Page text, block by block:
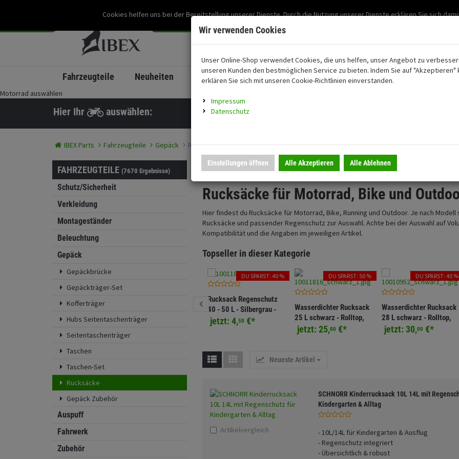
Cookies helfen uns bei der Bereitstellung unserer Dienste. Durch die Nutzung unserer Dienste erklären Sie sich
Mein Konto Support: 03501-
Fahrzeugteile Neuheiten coming soon
Motorrad auswählen
Hier Ihr auswählen:
IBEX Parts Fahrzeugteile Gepäck Rucksäcke
FAHRZEUGTEILE (7670 Ergebnisse)
Schutz/Sicherheit
Verkleidung
Montageständer
Beleuchtung
Gepäck
Gepäckbrücke
Gepäckträger-Set
Kofferträger
Hubs Seitentaschenträger
Seitentaschenträger
Taschen
Taschen-Set
Rucksäcke
Gepäck Zubehör
Auspuff
Fahrwerk
Zubehör
Rucksäcke
Rucksäcke für Motorrad, Bike und
Hier findest du Rucksäcke für Motorrad, Bike, Running und Outdoor. Je nach
Rucksäcke und passender Regenschutz zur Auswahl. Achte bei der Auswahl auf
Kompatibilität und die Angaben im jeweiligen Artikel.
Topseller in dieser Kategorie
Rucksack Regenschutz
40 - 50 L - Silbergrau -
Wasserdichter Schutz für
jetzt: 4,50 €*
DU SPARST: 40 %
Wasserdichter Rucksack
25 L schwarz - Rolltop,
robust, Outdoor, Drybag,
jetzt: 25,00 €*
DU SPARST: 50 %
Wasserdichter Rucksack
28 L schwarz - Rolltop,
robust, Outdoor, Drybag,
jetzt: 30,00 €*
DU SPARST: 40 %
Neueste Artikel
Artikelvergleich
SCHNORR Kinderrucksack 10L 14L mit
Kindergarten & Alltag
- 10L/14L für Kindergarten & Ausflug
- Regenschutz integriert
- Übersichtlich & robust
Wir verwenden Cookies
Unser Online-Shop verwendet Cookies, die uns helfen, unser Angebot zu
unseren Kunden den bestmöglichen Service zu bieten. Indem Sie auf "Akzeptieren"
erklären Sie sich mit unseren Cookie-Richtlinien einverstanden.
Impressum
Datenschutz
Einstellungen öffnen Alle Akzeptieren Alle Ablehnen